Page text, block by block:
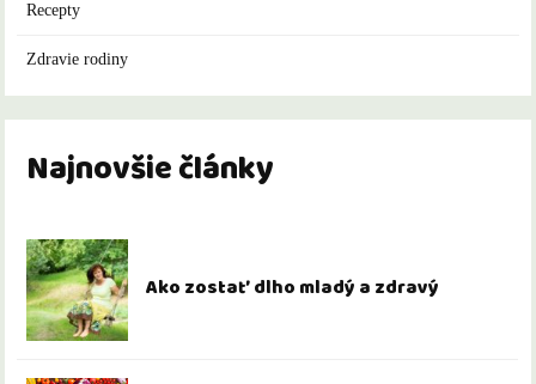
Recepty
Zdravie rodiny
Najnovšie články
Ako zostať dlho mladý a zdravý